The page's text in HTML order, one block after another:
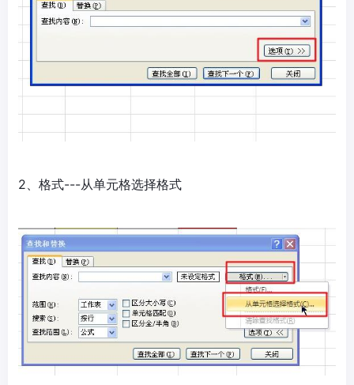
2、格式---从单元格选择格式